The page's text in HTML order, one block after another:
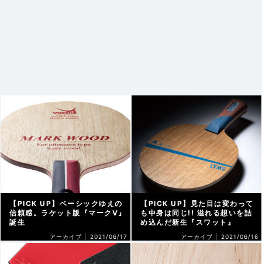
【PICK UP】ベーシックゆえの
信頼感。ラケット版『マークV』
誕生
アーカイブ | 2021/06/17
【PICK UP】見た目は変わって
も中身は同じ!! 溢れる想いを詰
め込んだ新生『スワット』
アーカイブ | 2021/06/16